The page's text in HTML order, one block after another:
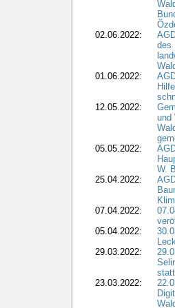
02.06.2022:
des
01.06.2022:
12.05.2022:
und
05.05.2022:
W.
25.04.2022:
07.04.2022:
05.04.2022:
29.03.2022:
23.03.2022: